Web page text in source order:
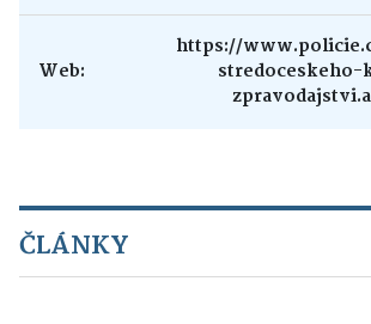
Web:
https://
stredoceskeho-
ČLÁNKY